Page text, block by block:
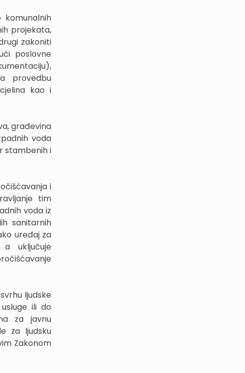
komunalnih
projekata,
zakoniti
poslovne
provedbu
kao i
građevina
voda
stambenih i
i
tim
voda iz
sanitarnih
uređaj za
uključuje
ljudske
ili do
za javnu
za ljudsku
Zakonom